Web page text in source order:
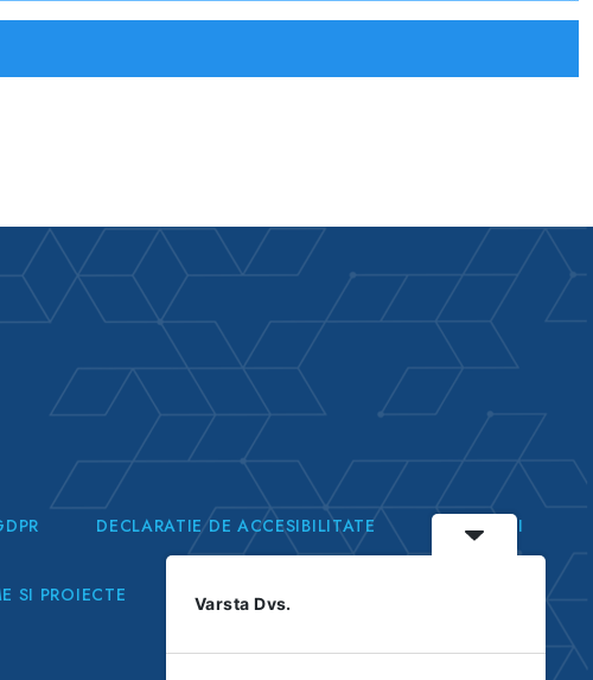
DECLARATIE DE ACCESIBILITATE ANUNTURI
SI PROIECTE Varsta Dvs.